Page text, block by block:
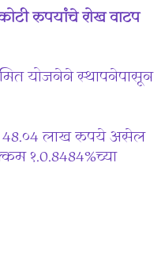
रुपयांचे रोख वाटप
योजनेने स्थापनेपासून
48.०4 लाख रुपये असेल
१.0.8484%च्या